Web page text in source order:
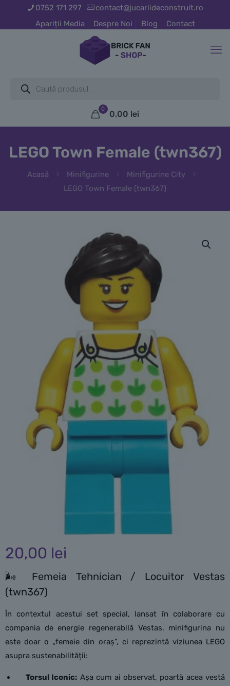
0752 171 297
contact@jucariideconstruit.ro
Apariții Media
Despre Noi Blog Contact
search
0
0,00 lei
LEGO Town Female (twn367)
Acasă Minifigurine
Minifigurine City
LEGO Town Female (twn367)
20,00 lei
🌬️ Femeia Tehnician / Locuitor Vestas
(twn367)
În contextul acestui set special, lansat în colaborare cu
compania de energie regenerabilă Vestas, minifigurina nu
este doar o „femeie din oraș”, ci reprezintă viziunea LEGO
asupra sustenabilității:
Torsul Iconic: Așa cum ai observat, poartă acea vestă